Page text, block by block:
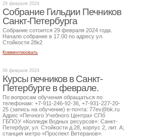
29 февраля 2024
Собрание Гильдии Печников
Санкт-Петербурга
Собрание сотоится 29 февраля 2024 года.
Начало собрание в 17.00 по адресу ул.
Стойкости 28к2
Комментировать
06 февраля 2024
Курсы печников в Санкт-
Петербурге в феврале.
По вопросам обучения обращаться по
телефонам: +7-911-246-92-36, +7-931-227-20-
25 (запись на обучение) е-почта: 77ev@bk.ru
Адрес «Печного Учебного Центра» СПб
ГБПОУ «Колледж Водных ресурсов»: Санкт-
Петербург, ул. Стойкости д.28, корпус 2, лит. А;
станция метро «Проспект Ветеранов».